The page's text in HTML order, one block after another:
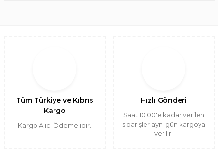
Tüm Türkiye ve Kıbrıs
Kargo
Kargo Alıcı Ödemelidir.
Hızlı Gönderi
Saat 10.00'e kadar verilen
siparişler aynı gün kargoya
verilir.